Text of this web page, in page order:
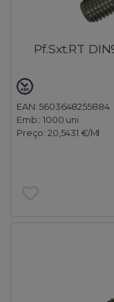
Pf.Sxt.RT
EAN: 5603648255884
Emb.:1000 uni
Preço: 20,5431 €/Ml